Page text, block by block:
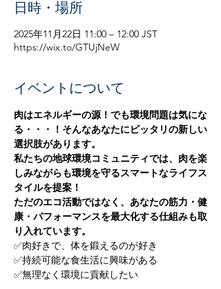
日時・場所
2025年11月22日 11:00 – 12:00 JST
https://wix.to/GTUjNeW
イベントについて
肉はエネルギーの源！でも環境問題は気にな
る・・・！そんなあなたにピッタリの新しい
選択肢があります。
私たちの地球環境コミュニティでは、肉を楽
しみながらも環境を守るスマートなライフス
タイルを提案！
ただのエコ活動ではなく、あなたの筋力・健
康・パフォーマンスを最大化する仕組みも取
り入れています。
✅肉好きで、体を鍛えるのが好き
✅持続可能な食生活に興味がある
✅無理なく環境に貢献したい